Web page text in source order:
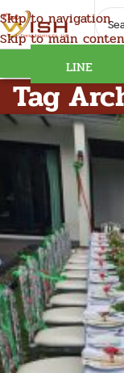
Skip to navigation
Skip to main
LINE
Tag